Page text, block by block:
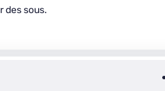
des sous.